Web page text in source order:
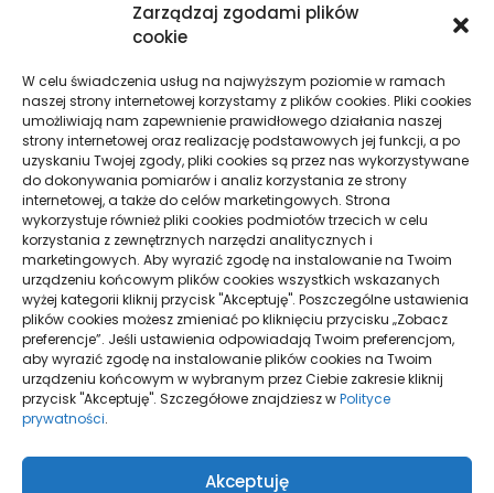
Zarządzaj zgodami plików
cookie
W celu świadczenia usług na najwyższym poziomie w ramach
naszej strony internetowej korzystamy z plików cookies. Pliki cookies
umożliwiają nam zapewnienie prawidłowego działania naszej
strony internetowej oraz realizację podstawowych jej funkcji, a po
uzyskaniu Twojej zgody, pliki cookies są przez nas wykorzystywane
do dokonywania pomiarów i analiz korzystania ze strony
internetowej, a także do celów marketingowych. Strona
wykorzystuje również pliki cookies podmiotów trzecich w celu
korzystania z zewnętrznych narzędzi analitycznych i
marketingowych. Aby wyrazić zgodę na instalowanie na Twoim
urządzeniu końcowym plików cookies wszystkich wskazanych
wyżej kategorii kliknij przycisk "Akceptuję". Poszczególne ustawienia
plików cookies możesz zmieniać po kliknięciu przycisku „Zobacz
preferencje”. Jeśli ustawienia odpowiadają Twoim preferencjom,
aby wyrazić zgodę na instalowanie plików cookies na Twoim
urządzeniu końcowym w wybranym przez Ciebie zakresie kliknij
przycisk "Akceptuję". Szczegółowe znajdziesz wPolityce
prywatności.
Akceptuję
JAK WYSZUKAĆ FIRMĘ DO DOKŁADNEGO
CZYSZCZENIA SEPARATORÓW TŁUSZCZU
Polityka plików